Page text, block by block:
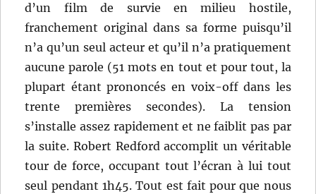
d’un film de survie en milieu hostile,
franchement original dans sa forme puisqu’il
n’a qu’un seul acteur et qu’il n’a pratiquement
aucune parole (51 mots en tout et pour tout, la
plupart étant prononcés en voix-off dans les
trente premières secondes). La tension
s’installe assez rapidement et ne faiblit pas par
la suite. Robert Redford accomplit un véritable
tour de force, occupant tout l’écran à lui tout
seul pendant 1h45. Tout est fait pour que nous